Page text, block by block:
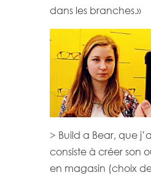
dans les branches.»
> Build a Bear, que
consiste à créer son
en magasin (choix